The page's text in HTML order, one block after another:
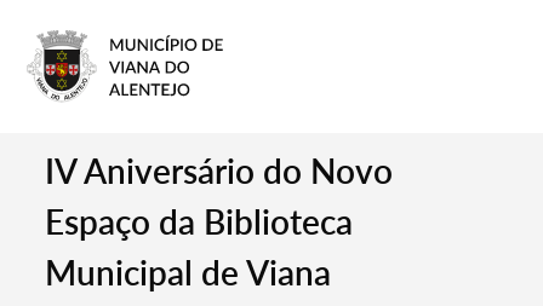
IV Aniversário do Novo
Espaço da Biblioteca
Municipal de Viana